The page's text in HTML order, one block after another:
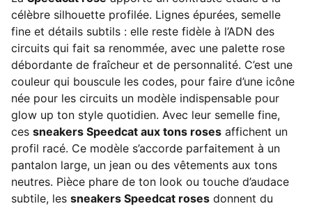
célèbre silhouette profilée. Lignes épurées, semelle
fine et détails subtils : elle reste fidèle à l’ADN des
circuits qui fait sa renommée, avec une palette rose
débordante de fraîcheur et de personnalité. C’est une
couleur qui bouscule les codes, pour faire d’une icône
née pour les circuits un modèle indispensable pour
glow up ton style quotidien. Avec leur semelle fine,
ces sneakers Speedcat aux tons roses affichent un
profil racé. Ce modèle s’accorde parfaitement à un
pantalon large, un jean ou des vêtements aux tons
neutres. Pièce phare de ton look ou touche d’audace
subtile, les sneakers Speedcat roses donnent du